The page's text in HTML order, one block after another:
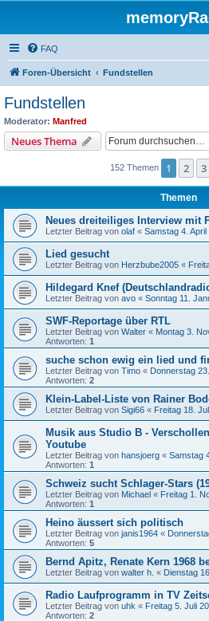
FAQ
Foren-Übersicht Fundstellen
Fundstellen
Moderator: Manfred
Neues Thema
152 Themen 1 2 3
Themen
Neues dreiteiliges Interview mit
Letzter Beitrag von olaf « Samstag 4.
Lied gesucht
Letzter Beitrag von Herzbube2005 «
Hildegard Knef
Letzter Beitrag von avo « Sonntag 11.
SWF-Reportage über RTL
Letzter Beitrag von Walter « Montag 3.
Antworten: 1
suche schon ewig ein lied und
Letzter Beitrag von Timo « Donnerstag
Antworten: 2
Klein-Label-Liste von Rainer
Letzter Beitrag von Sigi66 « Freitag 18.
Musik aus Studio B -
Youtube
Letzter Beitrag von hansjoerg « Samstag
Antworten: 1
Schweiz sucht Schlager-Stars
Letzter Beitrag von Michael « Freitag 1.
Antworten: 1
Heino äussert sich politisch
Letzter Beitrag von janis1964 «
Antworten: 5
Bernd Apitz, Renate Kern 1968
Letzter Beitrag von walter h. « Dienstag
Radio Laufprogramm in TV
Letzter Beitrag von uhk « Freitag 5. Juli
Antworten: 2